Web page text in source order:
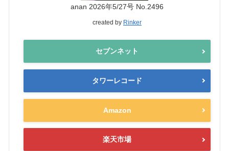
anan 2026年5/27号 No.2496
created by Rinker
セブンネット
タワーレコード
Amazon
楽天市場